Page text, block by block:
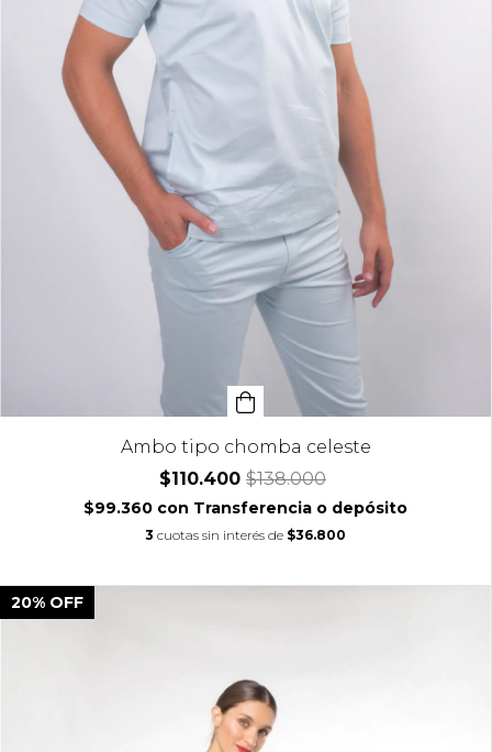
Ambo tipo chomba celeste
$110.400 $138.000
$99.360 con Transferencia o depósito
3 cuotas sin interés de $36.800
20% OFF